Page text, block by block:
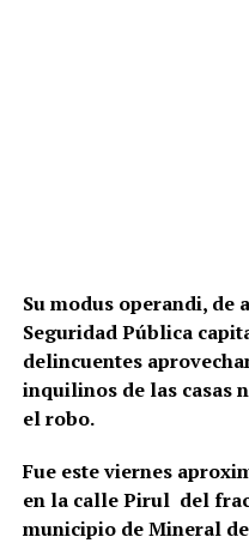
Su modus operandi, de
Seguridad Pública
delincuentes
inquilinos de las casas
el robo.
Fue este viernes
en la calle Pirul del
municipio de Mineral